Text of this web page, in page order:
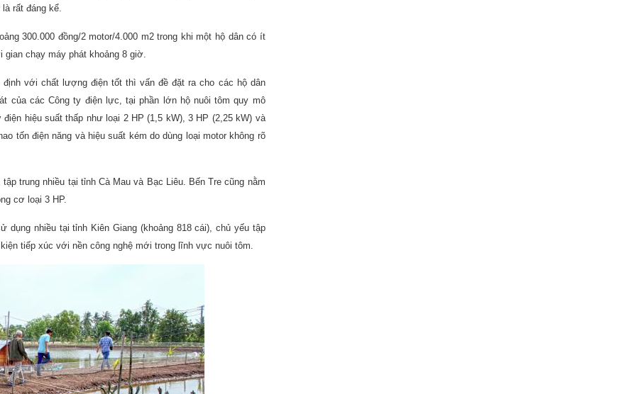
rất đáng kể.
300.000 đồng/2 motor/4.000 m2 trong khi một hộ dân có ít
gian chạy máy phát khoảng 8 giờ.
với chất lượng điện tốt thì vấn đề đặt ra cho các hộ dân
của các Công ty điện lực, tại phần lớn hộ nuôi tôm quy mô
hiệu suất thấp như loại 2 HP (1,5 kW), 3 HP (2,25 kW) và
tốn điện năng và hiệu suất kém do dùng loại motor không rõ
trung nhiều tại tỉnh Cà Mau và Bạc Liêu. Bến Tre cũng nằm
cơ loại 3 HP.
nhiều tại tỉnh Kiên Giang (khoảng 818 cái), chủ yếu tập
tiếp xúc với nền công nghệ mới trong lĩnh vực nuôi tôm.